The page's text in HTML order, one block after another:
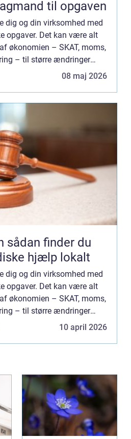
til opgaven
dig og din virksomhed med
opgaver. Det kan være alt
økonomien – SKAT, moms,
– til større ændringer
strategiomlægning elle...
08 maj 2026
hjælp lokalt
dig og din virksomhed med
opgaver. Det kan være alt
økonomien – SKAT, moms,
– til større ændringer
strategiomlægning elle...
10 april 2026